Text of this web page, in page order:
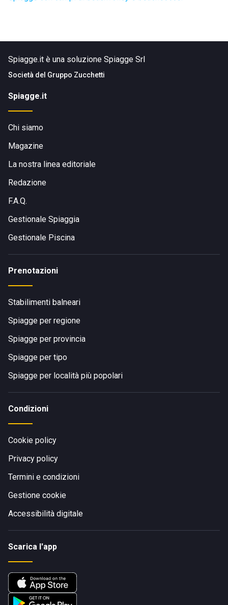
Spiagge.it è una soluzione Spiagge Srl
Società del Gruppo Zucchetti
Spiagge.it
Chi siamo
Magazine
La nostra linea editoriale
Redazione
F.A.Q.
Gestionale Spiaggia
Gestionale Piscina
Prenotazioni
Stabilimenti balneari
Spiagge per regione
Spiagge per provincia
Spiagge per tipo
Spiagge per località più popolari
Condizioni
Cookie policy
Privacy policy
Termini e condizioni
Gestione cookie
Accessibilità digitale
Scarica l'app